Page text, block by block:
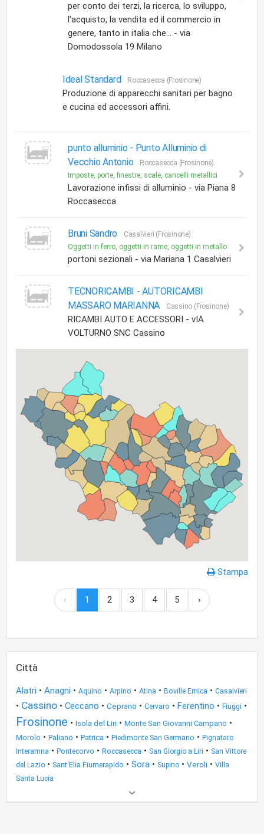
per conto dei terzi, la ricerca, lo sviluppo,
l'acquisto, la vendita ed il commercio in
genere, tanto in italia che... - via
Domodossola 19 Milano
Ideal Standard Roccasecca (Frosinone)
Produzione di apparecchi sanitari per bagno
e cucina ed accessori affini.
punto alluminio - Punto Alluminio di
Vecchio Antonio
Roccasecca (Frosinone)
Imposte, porte, finestre, scale, cancelli metallici
Lavorazione infissi di alluminio - via Piana 8
Roccasecca
Bruni Sandro
Casalvieri (Frosinone)
Oggetti in ferro, oggetti in rame, oggetti in metallo
portoni sezionali - via Mariana 1 Casalvieri
TECNORICAMBI -AUTORICAMBI
MASSARO MARIANNA
Cassino (Frosinone)
RICAMBI AUTO E ACCESSORI - vIA
VOLTURNO SNC Cassino
Stampa
‹ 1 2 3 4 5 ›
Città
Alatri • Anagni • Aquino • Arpino • Atina • Boville Ernica • Casalvieri
• Cassino • Ceccano • Ceprano • Cervaro • Ferentino • Fiuggi •
Frosinone • Isola del Liri • Monte San Giovanni Campano •
Morolo • Paliano • Patrica • Piedimonte San Germano • Pignataro
Interamna • Pontecorvo • Roccasecca • San Giorgio a Liri • San Vittore
del Lazio • Sant'Elia Fiumerapido • Sora • Supino • Veroli • Villa
Santa Lucia
Altri